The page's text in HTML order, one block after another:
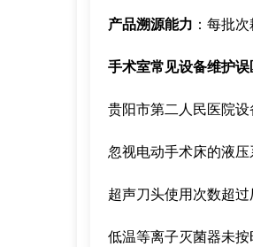
产品溯源能力 ：每批
手术室常见设备维护误
贵阳市第二人民医院
忽视电动手术床的液
超声刀头使用次数超
低温等离子灭菌器未